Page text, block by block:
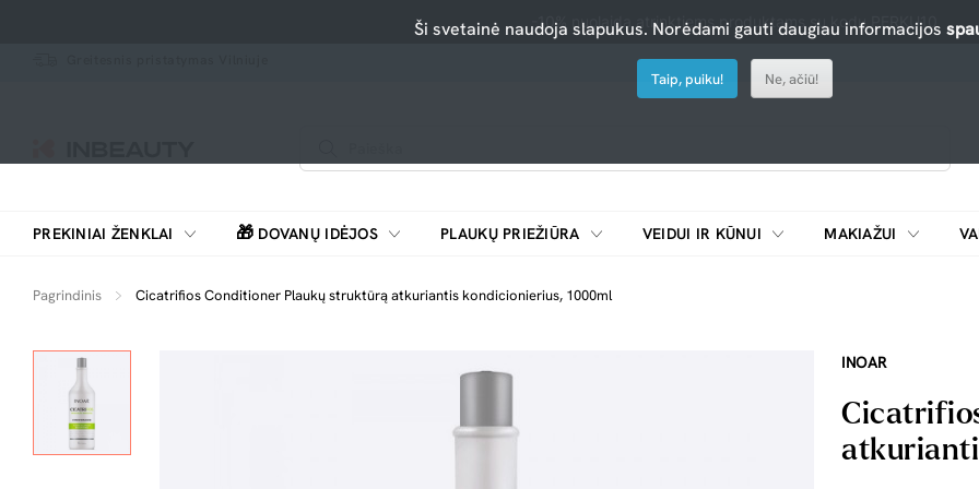
-10% nuolaida atrinktiems produktams su kodu PERKU10
PREKINIAI ŽENKLAI 🎁 DOVANŲ IDĖJOS PLAUKŲ PRIEŽIŪRA VEIDUI IR KŪNUI MAKIAŽUI
Pagrindinis Cicatrifios Conditioner Plaukų struktūrą atkuriantis kondicionierius, 1000ml
INOAR
Ši svetainė naudoja slapukus. Norėdami gauti daugiau informacijos
Taip, puiku! Ne, ačiū!